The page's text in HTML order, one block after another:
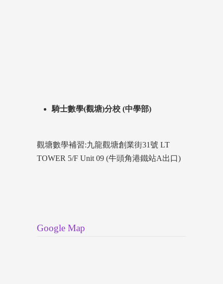
騎士數學(觀塘)分校 (中學部)
觀塘數學補習:九龍觀塘創業街31號 LT
TOWER 5/F Unit 09 (牛頭角港鐵站A出口)
Google Map